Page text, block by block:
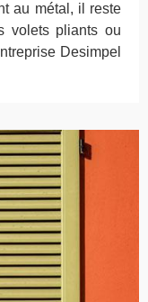
au métal, il reste
volets pliants ou
Desimpel